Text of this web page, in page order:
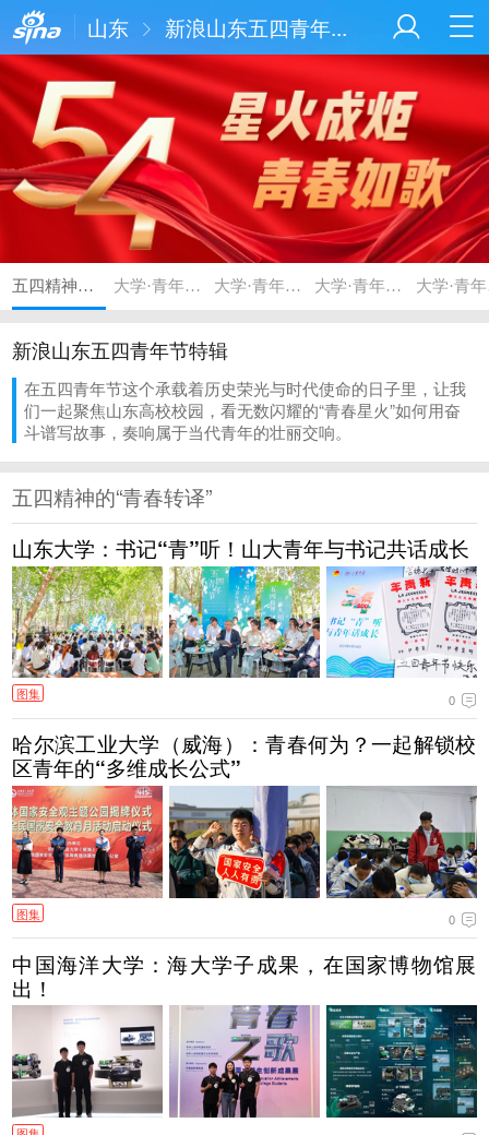
山东 新浪山东五四青年...
五四精神的“青春转译” 大学·青年说第一期 大学·青年说第二期 大学·青年说第三期
新浪山东五四青年节特辑
在五四青年节这个承载着历史荣光与时代使命的日子里，让我
们一起聚焦山东高校校园，看无数闪耀的“青春星火”如何用奋
斗谱写故事，奏响属于当代青年的壮丽交响。
五四精神的“青春转译”
山东大学：书记“青”听！山大青年与书记共话成长
图集 0
哈尔滨工业大学（威海）：青春何为？一起解锁校
区青年的“多维成长公式”
图集 0
中国海洋大学：海大学子成果，在国家博物馆展
出！